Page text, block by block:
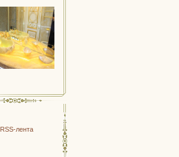
RSS-лента